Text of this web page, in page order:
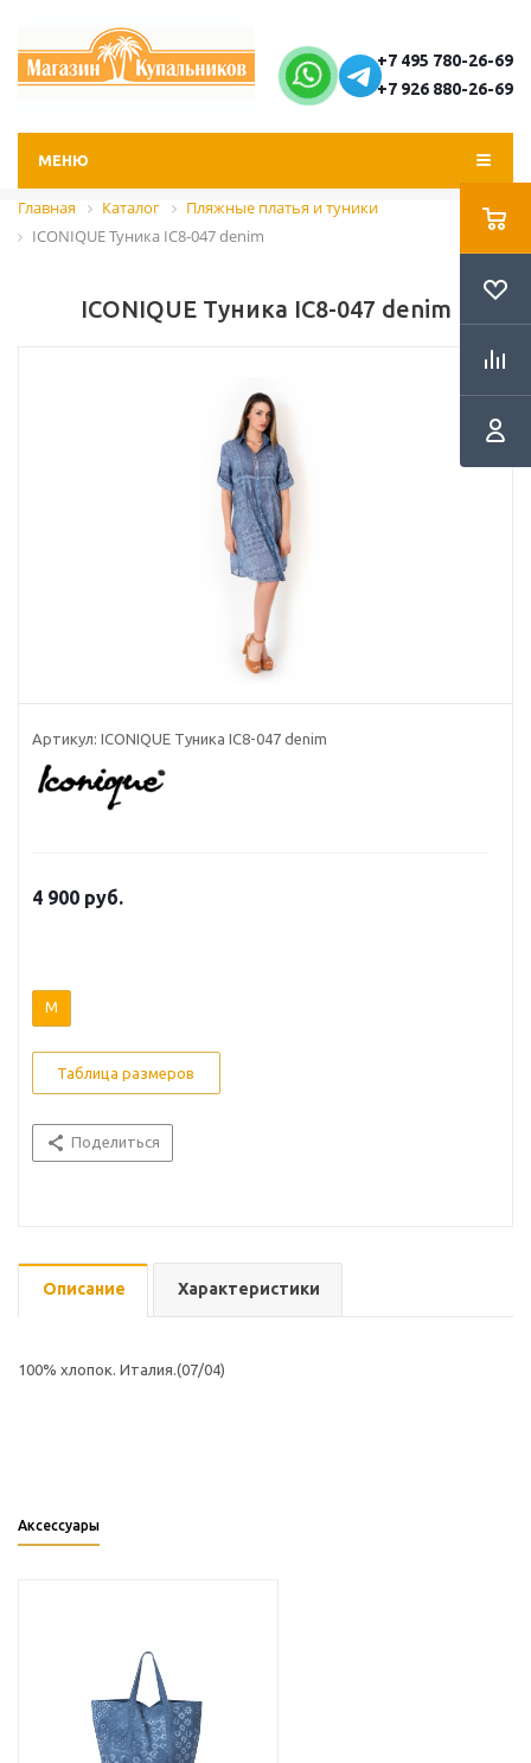
+7 495 780-26-69
+7 926 880-26-69
МЕНЮ
Главная Каталог
Пляжные платья и туники
ICONIQUE Туника IC8-047 denim
ICONIQUE Туника IC8-047 denim
Артикул: ICONIQUE Туника IC8-047 denim
4 900 руб.
M
Таблица размеров
Поделиться
Описание Характеристики
100% хлопок. Италия.(07/04)
Аксессуары